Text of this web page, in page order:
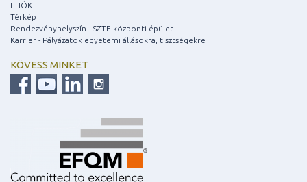
EHÖK
Térkép
Rendezvényhelyszín - SZTE központi épület
Karrier - Pályázatok egyetemi állásokra, tisztségekre
KÖVESS MINKET